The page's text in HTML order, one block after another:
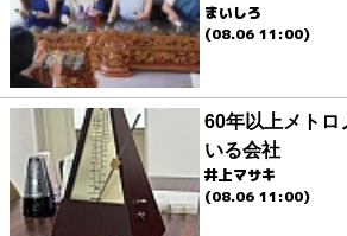
まいしろ
(08.06 11:00)
60年以上メトロ
いる会社
井上マサキ
(08.06 11:00)